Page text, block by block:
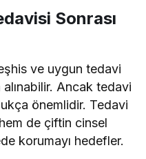
Sonrası
ve uygun tedavi
Ancak tedavi
önemlidir. Tedavi
de çiftin cinsel
korumayı hedefler.